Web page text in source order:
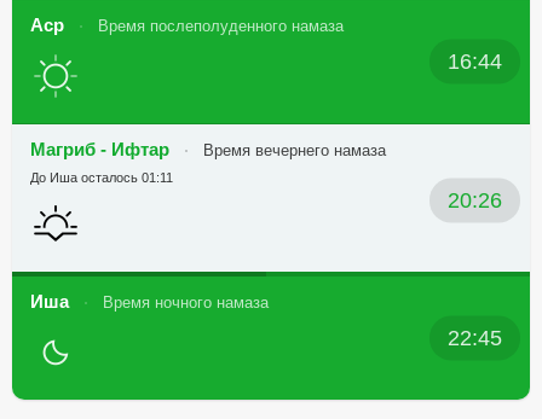
Аср Время послеполуденного намаза
16:44
Магриб - Ифтар Время вечернего намаза
20:26
До Иша осталось 01:11
Иша Время ночного намаза
22:45